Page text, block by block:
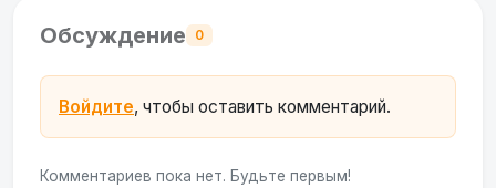
Обсуждение 0
Войдите, чтобы оставить комментарий.
Комментариев пока нет. Будьте первым!